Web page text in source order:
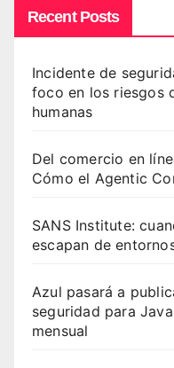
Recent Posts
Incidente de
foco en los riesgos
humanas
Del comercio en
Cómo el Agentic
SANS Institute:
escapan de
Azul pasará a
seguridad para
mensual